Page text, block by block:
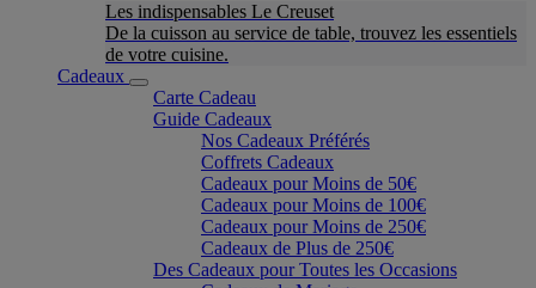
Les indispensables Le Creuset
De la cuisson au service de table, trouvez les essentiels
de votre cuisine.
Cadeaux
Carte Cadeau
Guide Cadeaux
Nos Cadeaux Préférés
Coffrets Cadeaux
Cadeaux pour Moins de 50€
Cadeaux pour Moins de 100€
Cadeaux pour Moins de 250€
Cadeaux de Plus de 250€
Des Cadeaux pour Toutes les Occasions